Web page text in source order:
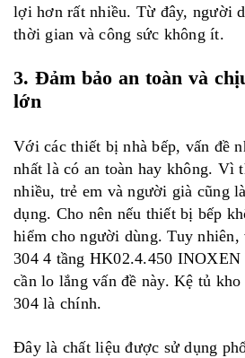
lợi hơn rất nhiều. Từ đây, người
thời gian và công sức không ít.
3. Đảm bảo an toàn và
lớn
Với các thiết bị nhà bếp, vấn đề
nhất là có an toàn hay không. Vì
nhiều, trẻ em và người già cũng
dụng. Cho nên nếu thiết bị bếp
hiểm cho người dùng. Tuy
304 4 tầng HK02.4.450 INOXEN
cần lo lắng vấn đề này. Kệ tủ
304 là chính.
Đây là chất liệu được sử dụng